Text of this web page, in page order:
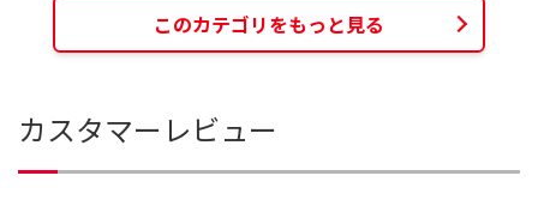
このカテゴリをもっと見る
カスタマーレビュー